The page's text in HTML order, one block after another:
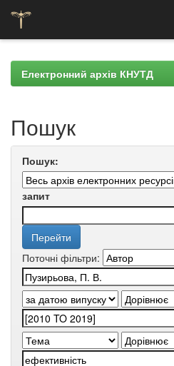
navigationЕлектронний архів КНУТД
Пошук
Пошук:
запит
Поточні фільтри: